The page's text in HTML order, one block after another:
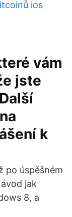
ios
vám
jste
k
po úspěšném
jak
8, a